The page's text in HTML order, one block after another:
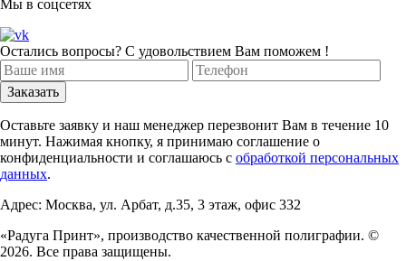
Мы в соцсетях
Остались вопросы? С удовольствием Вам поможем !
Оставьте заявку и наш менеджер перезвонит Вам в течение 10
минут. Нажимая кнопку, я принимаю соглашение о
конфиденциальности и соглашаюсь с обработкой персональных
данных.
Адрес: Москва, ул. Арбат, д.35, 3 этаж, офис 332
«Радуга Принт», производство качественной полиграфии. ©
2026. Все права защищены.